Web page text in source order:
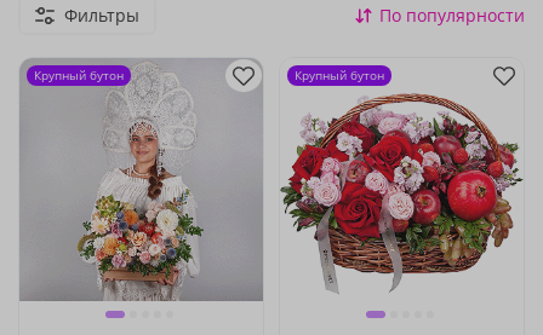
Фильтры По популярности
Крупный бутон Крупный бутон